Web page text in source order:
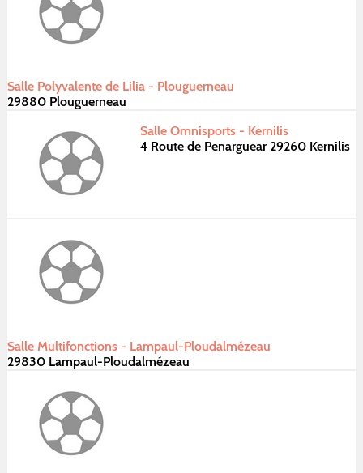
Salle Polyvalente de Lilia - Plouguerneau
29880 Plouguerneau
Salle Omnisports - Kernilis
4 Route de Penarguear 29260 Kernilis
Salle Multifonctions - Lampaul-Ploudalmézeau
29830 Lampaul-Ploudalmézeau